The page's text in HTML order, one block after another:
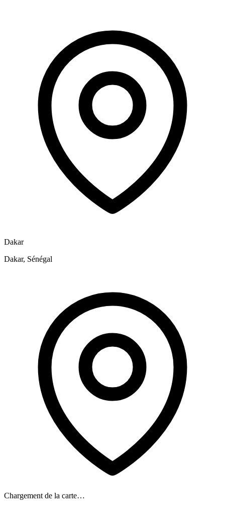
Dakar
Dakar, Sénégal
Chargement de la carte…